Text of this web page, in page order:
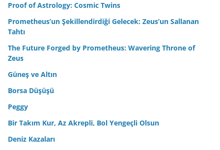
Proof of Astrology: Cosmic Twins
Prometheus’un Şekillendirdiği Gelecek: Zeus’un Sallanan
Tahtı
The Future Forged by Prometheus: Wavering Throne of
Zeus
Güneş ve Altın
Borsa Düşüşü
Peggy
Bir Takım Kur, Az Akrepli, Bol Yengeçli Olsun
Deniz Kazaları